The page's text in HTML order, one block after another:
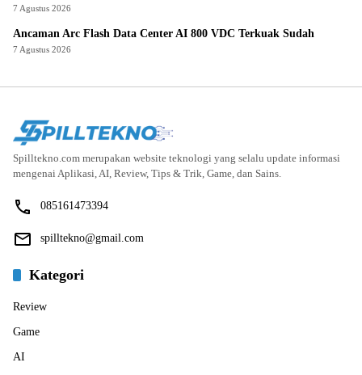
7 Agustus 2026
Ancaman Arc Flash Data Center AI 800 VDC Terkuak Sudah
7 Agustus 2026
Spilltekno.com merupakan website teknologi yang selalu update informasi
mengenai Aplikasi, AI, Review, Tips & Trik, Game, dan Sains.
085161473394
spilltekno@gmail.com
Kategori
Review
Game
AI